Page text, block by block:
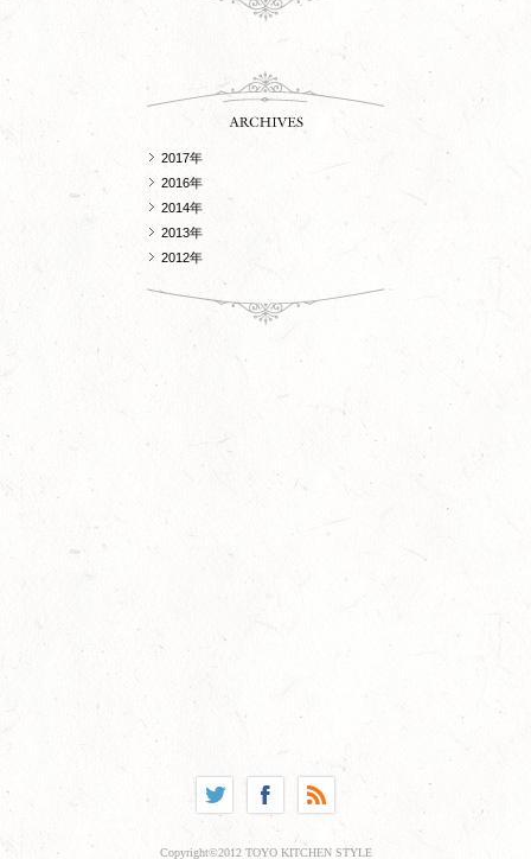
2017年
2016年
2014年
2013年
2012年
Copyright©2012 TOYO KITCHEN STYLE